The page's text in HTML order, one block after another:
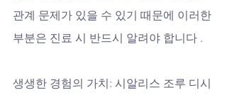
관계 문제가 있을 수 있기 때문에 이러한
부분은 진료 시 반드시 알려야 합니다 .
생생한 경험의 가치: 시알리스 조루 디시